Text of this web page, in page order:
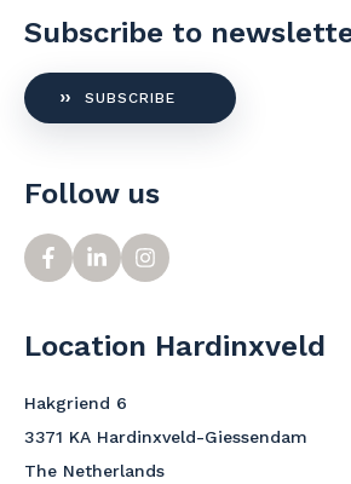
Subscribe to
SUBSCRIBE
Follow us
Location Hardinxveld
Hakgriend 6
3371 KA Hardinxveld-Giessendam
The Netherlands